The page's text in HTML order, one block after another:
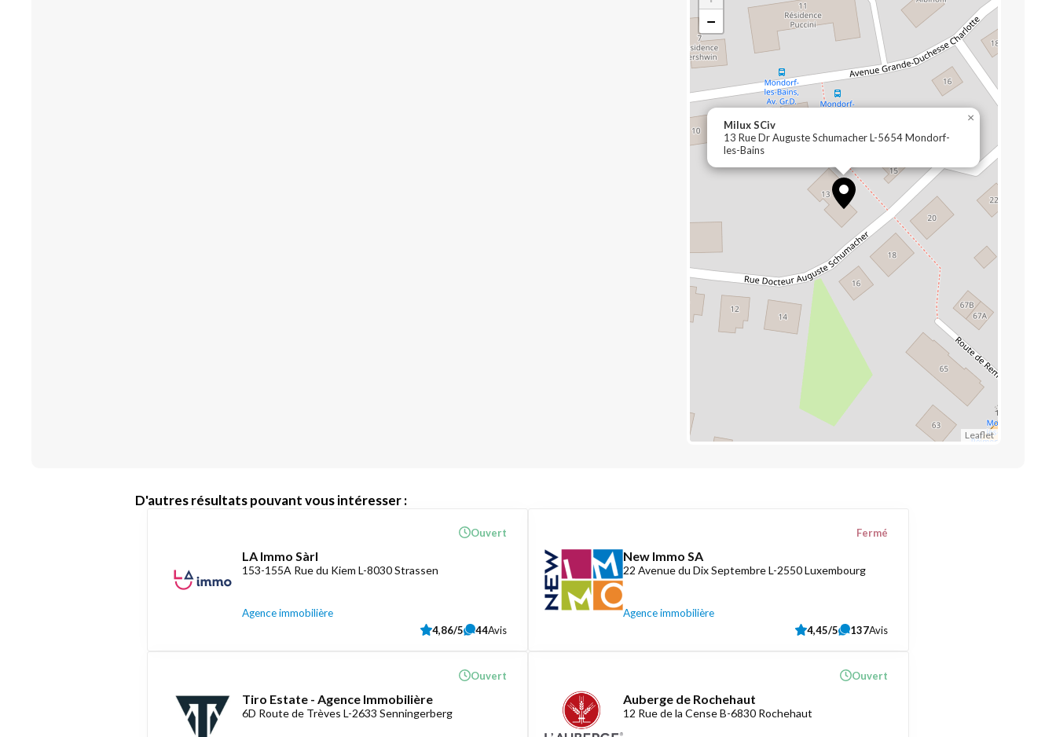
Milux SCiv
13 Rue Dr Auguste Schumacher L-5654 Mondorf-
les-Bains
×
−
Leaflet
D'autres résultats pouvant vous intéresser :
LA Immo Sàrl
153-155A Rue du Kiem L-8030 Strassen
Agence immobilière
Ouvert
4,86/5 44Avis
New Immo SA
22 Avenue du Dix Septembre L-2550 Luxembourg
Agence immobilière
Fermé
4,45/5 137Avis
Tiro Estate - Agence Immobilière
6D Route de Trèves L-2633 Senningerberg
Ouvert
Auberge de Rochehaut
12 Rue de la Cense B-6830 Rochehaut
Ouvert